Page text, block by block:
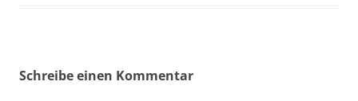
Schreibe einen Kommentar